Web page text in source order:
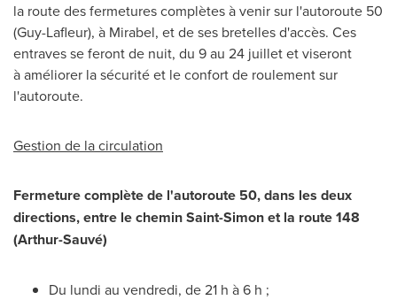
la route des fermetures complètes à venir sur l'autoroute 50
(Guy-Lafleur), à Mirabel, et de ses bretelles d'accès. Ces
entraves se feront de nuit, du 9 au 24 juillet et viseront
à améliorer la sécurité et le confort de roulement sur
l'autoroute.
Gestion de lacirculation
Fermeture complète de l'autoroute 50, dans les deux
directions, entre le chemin Saint-Simon et la route 148
(Arthur-Sauvé)
Du lundi au vendredi, de 21 h à 6 h ;